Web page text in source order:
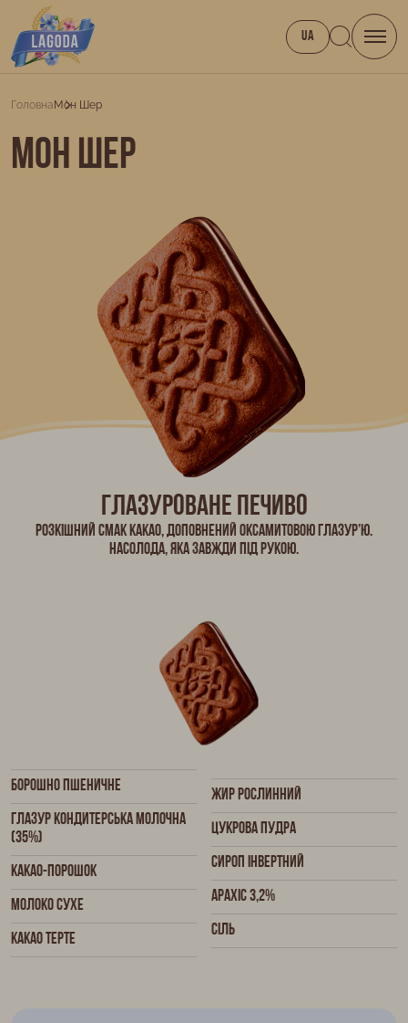
UA
Головна Мон Шер
Мон Шер
Глазуроване печиво
Розкішний смак какао, доповнений оксамитовою глазур’ю.
Насолода, яка завжди під рукою.
Борошно пшеничне
Глазур кондитерська молочна
(35%)
Какао-порошок
Молоко сухе
Какао терте
Жир рослинний
Цукрова пудра
Сироп інвертний
Арахіс 3,2%
Сіль